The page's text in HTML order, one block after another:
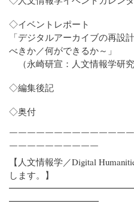
◇イベントレポート
「デジタルアーカイブの再設
べきか／何ができるか～」
（永崎研宣：人文情報学研究
◇編集後記
◇奥付
￣￣￣￣￣￣￣￣￣￣￣￣￣
￣￣￣￣￣￣￣￣￣￣
【人文情報学／Digital
します。】
━━━━━━━━━━